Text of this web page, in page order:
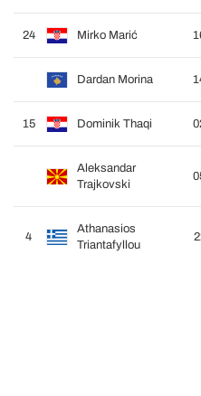
24 Mirko Marić
Dardan Morina
15 Dominik Thaqi
Aleksandar
Trajkovski
4
Athanasios
Triantafyllou